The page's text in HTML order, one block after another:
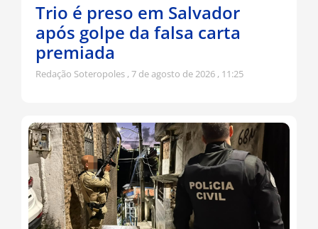
Trio é preso em Salvador
após golpe da falsa carta
premiada
Redação Soteropoles 7 de agosto de 2026 11:25